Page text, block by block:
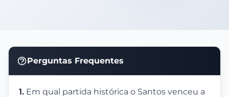
Perguntas Frequentes
1. Em qual partida histórica o Santos venceu a